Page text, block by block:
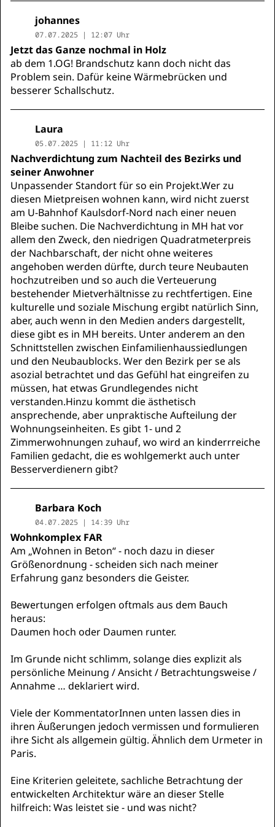
johannes
07.07.2025 | 12:07 Uhr
Jetzt das Ganze nochmal in Holz
ab dem 1.OG! Brandschutz kann doch nicht das
Problem sein. Dafür keine Wärmebrücken und
besserer Schallschutz.
Laura
05.07.2025 | 11:12 Uhr
Nachverdichtung zum Nachteil des Bezirks und
seiner Anwohner
Unpassender Standort für so ein Projekt.Wer zu
diesen Mietpreisen wohnen kann, wird nicht zuerst
am U-Bahnhof Kaulsdorf-Nord nach einer neuen
Bleibe suchen. Die Nachverdichtung in MH hat vor
allem den Zweck, den niedrigen Quadratmeterpreis
der Nachbarschaft, der nicht ohne weiteres
angehoben werden dürfte, durch teure Neubauten
hochzutreiben und so auch die Verteuerung
bestehender Mietverhältnisse zu rechtfertigen. Eine
kulturelle und soziale Mischung ergibt natürlich Sinn,
aber, auch wenn in den Medien anders dargestellt,
diese gibt es in MH bereits. Unter anderem an den
Schnittstellen zwischen Einfamilienhaussiedlungen
und den Neubaublocks. Wer den Bezirk per se als
asozial betrachtet und das Gefühl hat eingreifen zu
müssen, hat etwas Grundlegendes nicht
verstanden.Hinzu kommt die ästhetisch
ansprechende, aber unpraktische Aufteilung der
Wohnungseinheiten. Es gibt 1- und 2
Zimmerwohnungen zuhauf, wo wird an kinderrreiche
Familien gedacht, die es wohlgemerkt auch unter
Besserverdienern gibt?
Barbara Koch
04.07.2025 | 14:39 Uhr
Wohnkomplex FAR
Am „Wohnen in Beton“ - noch dazu in dieser
Größenordnung - scheiden sich nach meiner
Erfahrung ganz besonders die Geister.
Bewertungen erfolgen oftmals aus dem Bauch
heraus:
Daumen hoch oder Daumen runter.
Im Grunde nicht schlimm, solange dies explizit als
persönliche Meinung / Ansicht / Betrachtungsweise /
Annahme … deklariert wird.
Viele der KommentatorInnen unten lassen dies in
ihren Äußerungen jedoch vermissen und formulieren
ihre Sicht als allgemein gültig. Ähnlich dem Urmeter in
Paris.
Eine Kriterien geleitete, sachliche Betrachtung der
entwickelten Architektur wäre an dieser Stelle
hilfreich: Was leistet sie - und was nicht?